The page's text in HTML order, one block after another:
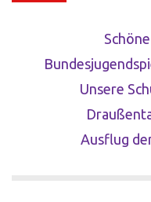
Unsere
Ausflug